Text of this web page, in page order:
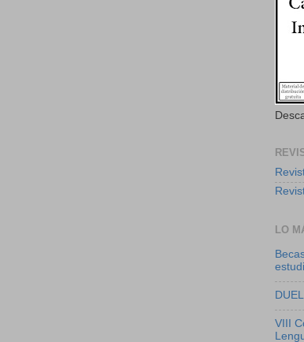
LO
VIII